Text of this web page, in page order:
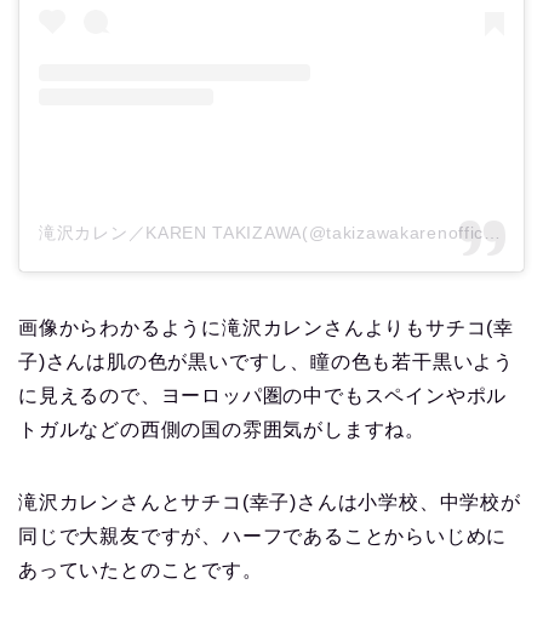
画像からわかるように滝沢カレンさんよりもサチコ(幸
子)さんは肌の色が黒いですし、瞳の色も若干黒いよう
に見えるので、ヨーロッパ圏の中でもスペインやポル
トガルなどの西側の国の雰囲気がしますね。
滝沢カレンさんとサチコ(幸子)さんは小学校、中学校が
同じで大親友ですが、ハーフであることからいじめに
あっていたとのことです。